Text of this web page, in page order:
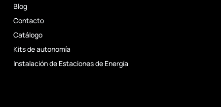
Blog
Contacto
Catálogo
Kits de autonomía
Instalación de Estaciones de Energía